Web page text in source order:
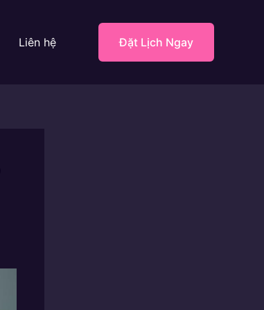
Liên hệ Đặt Lịch Ngay